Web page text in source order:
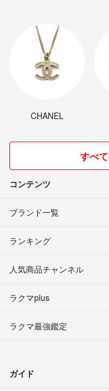
CHANEL
すべ
コンテンツ
ブランド一覧
ランキング
人気商品チャンネル
ラクマplus
ラクマ最強鑑定
ガイド